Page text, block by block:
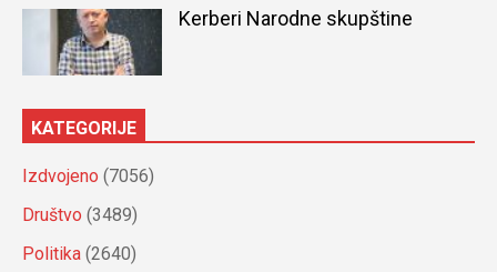
Kerberi Narodne skupštine
KATEGORIJE
Izdvojeno (7056)
Društvo (3489)
Politika (2640)